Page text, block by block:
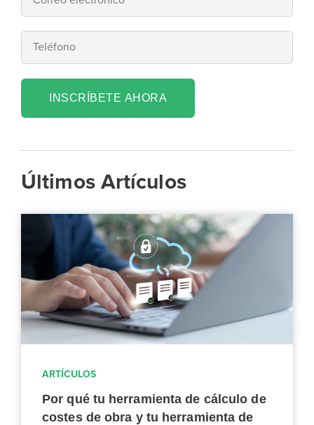
INSCRÍBETE AHORA
Últimos Artículos
ARTÍCULOS
Por qué tu herramienta de cálculo de
costes de obra y tu herramienta de